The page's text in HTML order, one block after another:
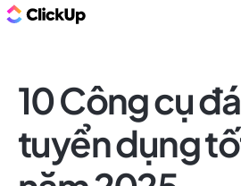
10 Công cụ
tuyển dụng